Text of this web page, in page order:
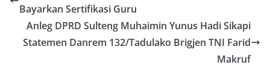
Bayarkan Sertifikasi Guru
Anleg DPRD Sulteng Muhaimin Yunus Hadi Sikapi
Statemen Danrem 132/Tadulako Brigjen TNI Farid
Makruf